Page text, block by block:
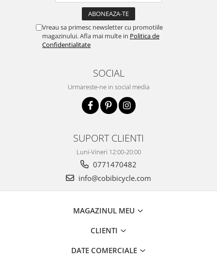
Vreau sa primesc newsletter cu promotiile
magazinului. Afla mai multe in Politica de
Confidentialitate
SOCIAL
Urmareste-ne in social media
SUPORT CLIENTI
Luni-Vineri 12:00-20:00
0771470482
info@cobibicycle.com
MAGAZINUL MEU
CLIENTI
DATE COMERCIALE